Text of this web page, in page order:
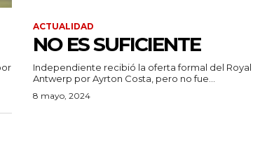
ACTUALIDAD
NO ES SUFICIENTE
Independiente recibió la oferta formal del Royal
Antwerp por Ayrton Costa, pero no fue...
8 mayo, 2024